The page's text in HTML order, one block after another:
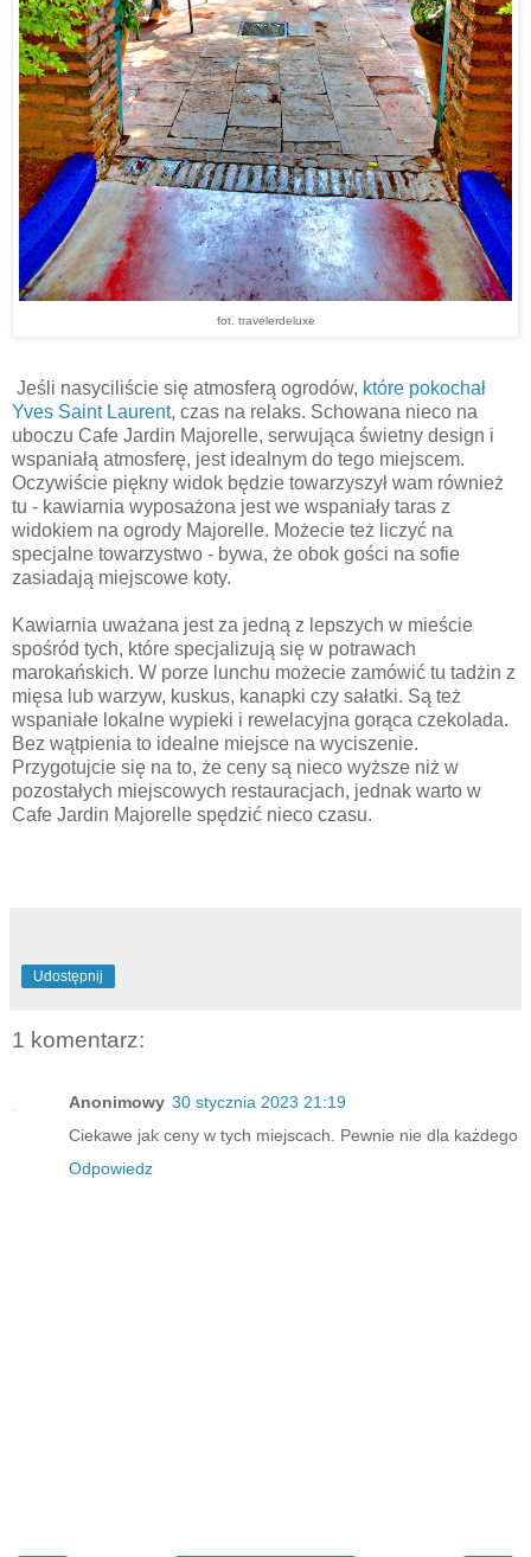
fot. travelerdeluxe
Jeśli nasyciliście się atmosferą ogrodów, które pokochał
Yves Saint Laurent, czas na relaks. Schowana nieco na
uboczu Cafe Jardin Majorelle, serwująca świetny design i
wspaniałą atmosferę, jest idealnym do tego miejscem.
Oczywiście piękny widok będzie towarzyszył wam również
tu - kawiarnia wyposażona jest we wspaniały taras z
widokiem na ogrody Majorelle. Możecie też liczyć na
specjalne towarzystwo - bywa, że obok gości na sofie
zasiadają miejscowe koty.
Kawiarnia uważana jest za jedną z lepszych w mieście
spośród tych, które specjalizują się w potrawach
marokańskich. W porze lunchu możecie zamówić tu tadżin z
mięsa lub warzyw, kuskus, kanapki czy sałatki. Są też
wspaniałe lokalne wypieki i rewelacyjna gorąca czekolada.
Bez wątpienia to idealne miejsce na wyciszenie.
Przygotujcie się na to, że ceny są nieco wyższe niż w
pozostałych miejscowych restauracjach, jednak warto w
Cafe Jardin Majorelle spędzić nieco czasu.
Udostępnij
1 komentarz:
Anonimowy 30 stycznia 2023 21:19
Ciekawe jak ceny w tych miejscach. Pewnie nie dla każdego
Odpowiedz